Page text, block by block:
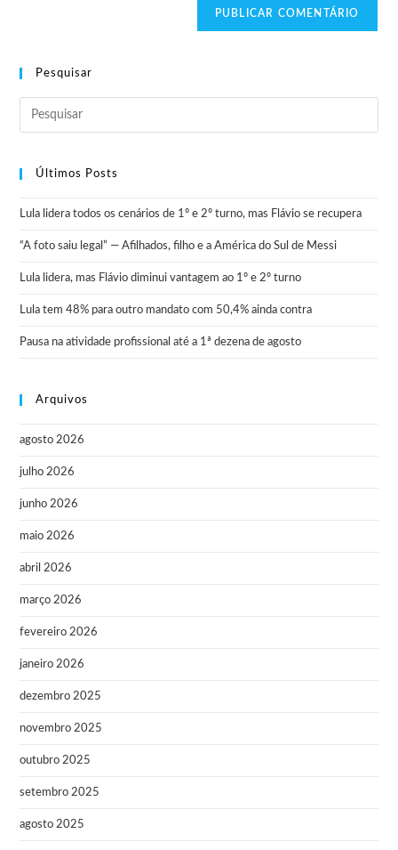
Pesquisar
Últimos Posts
Lula lidera todos os cenários de 1º e 2º turno, mas Flávio se recupera
“A foto saiu legal” — Afilhados, filho e a América do Sul de Messi
Lula lidera, mas Flávio diminui vantagem ao 1º e 2º turno
Lula tem 48% para outro mandato com 50,4% ainda contra
Pausa na atividade profissional até a 1ª dezena de agosto
Arquivos
agosto 2026
julho 2026
junho 2026
maio 2026
abril 2026
março 2026
fevereiro 2026
janeiro 2026
dezembro 2025
novembro 2025
outubro 2025
setembro 2025
agosto 2025